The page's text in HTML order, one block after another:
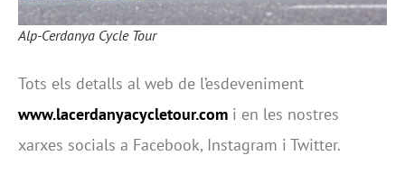
Alp-Cerdanya Cycle Tour
Tots els detalls al web de l’esdeveniment
www.lacerdanyacycletour.com i en les nostres
xarxes socials a Facebook, Instagram i Twitter.